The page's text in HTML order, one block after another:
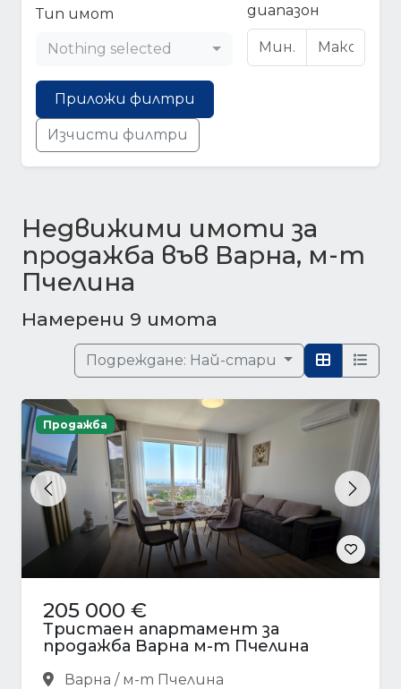
Тип имот
Nothing selected
диапазон
Приложи филтри
Изчисти филтри
Недвижими имоти за
продажба във Варна, м-т
Пчелина
Намерени 9 имота
Подреждане: Най-стари
Previous Next
Продажба
205 000 €
Тристаен апартамент за
продажба Варна м-т Пчелина
Варна / м-т Пчелина